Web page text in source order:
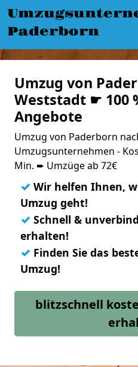
Paderborn
Umzug von
Weststadt ☛ 100
Angebote
Umzug von Paderborn
Umzugsunternehmen -
Min. ➨ Umzüge ab 72€
✓ Wir helfen Ihnen,
Umzug geht!
✓ Schnell &
erhalten!
✓ Finden Sie das
Umzug!
blitzschnell